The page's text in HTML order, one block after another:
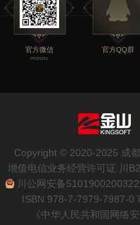
官方微信
moyusy
官方QQ群
Copyright © 2020-2025 成
增值电信业务经营许可证 川
川公网安备
ISBN 978-7-7979-7987-0
《中华人民共和国网络安